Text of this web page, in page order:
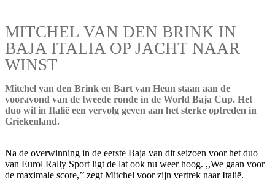
MITCHEL VAN DEN BRINK IN
BAJA ITALIA OP JACHT NAAR
WINST
Mitchel van den Brink en Bart van Heun staan aan de
vooravond van de tweede ronde in de World Baja Cup. Het
duo wil in Italië een vervolg geven aan het sterke optreden in
Griekenland.
Na de overwinning in de eerste Baja van dit seizoen voor het duo
van Eurol Rally Sport ligt de lat ook nu weer hoog. ,,We gaan voor
de maximale score,’’ zegt Mitchel voor zijn vertrek naar Italië.